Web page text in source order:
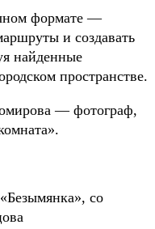
формате —
и создавать
найденные
пространстве.
— фотограф,
со